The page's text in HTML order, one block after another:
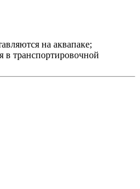
на аквапаке;
в транспортировочной